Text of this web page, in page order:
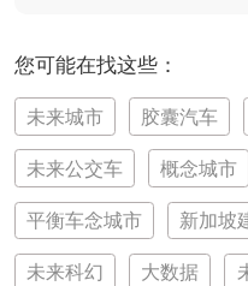
您可能在找这些：
未来城市 胶囊汽车
未来公交车
概念城市
平衡车念城市
新加坡
未来科幻
大数据